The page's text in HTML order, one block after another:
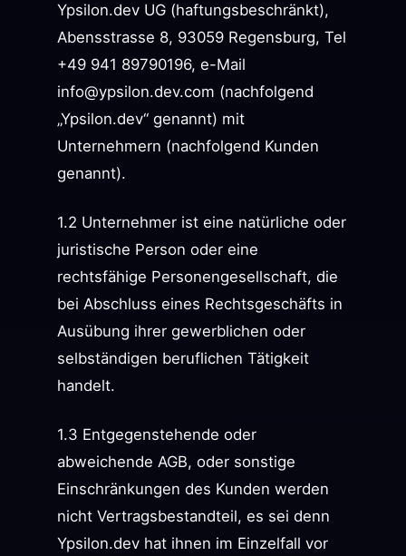
Ypsilon.dev UG (haftungsbeschränkt),
Abensstrasse 8, 93059 Regensburg, Tel
+49 941 89790196, e-Mail
info@ypsilon.dev.com (nachfolgend
„Ypsilon.dev“ genannt) mit
Unternehmern (nachfolgend Kunden
genannt).
1.2 Unternehmer ist eine natürliche oder
juristische Person oder eine
rechtsfähige Personengesellschaft, die
bei Abschluss eines Rechtsgeschäfts in
Ausübung ihrer gewerblichen oder
selbständigen beruflichen Tätigkeit
handelt.
1.3 Entgegenstehende oder
abweichende AGB, oder sonstige
Einschränkungen des Kunden werden
nicht Vertragsbestandteil, es sei denn
Ypsilon.dev hat ihnen im Einzelfall vor